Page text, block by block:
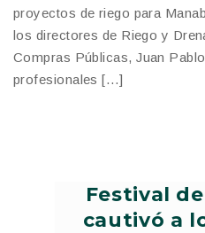
proyectos de riego para
los directores de Riego y
Compras Públicas, Juan
profesionales […]
Festival
cautivó a